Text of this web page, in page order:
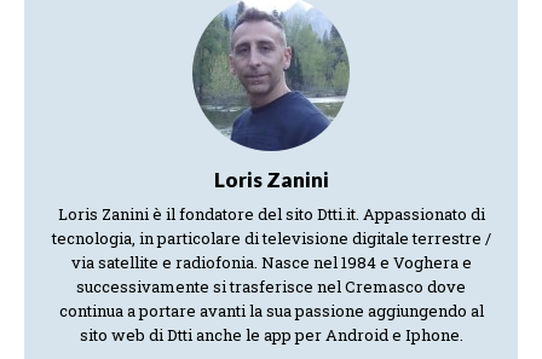
Loris Zanini
Loris Zanini è il fondatore del sito Dtti.it. Appassionato di
tecnologia, in particolare di televisione digitale terrestre /
via satellite e radiofonia. Nasce nel 1984 e Voghera e
successivamente si trasferisce nel Cremasco dove
continua a portare avanti la sua passione aggiungendo al
sito web di Dtti anche le app per Android e Iphone.